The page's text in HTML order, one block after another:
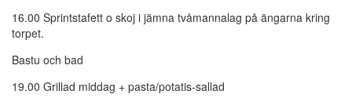
16.00 Sprintstafett o skoj i jämna tvåmannalag på ängarna kring
torpet.
Bastu och bad
19.00 Grillad middag + pasta/potatis-sallad